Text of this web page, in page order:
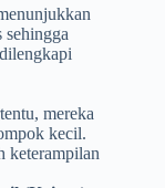
sehingga
mereka
kecil.
keterampilan